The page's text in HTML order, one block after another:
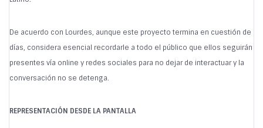
De acuerdo con Lourdes, aunque este proyecto termina en cuestión de
días, considera esencial recordarle a todo el público que ellos seguirán
presentes vía online y redes sociales para no dejar de interactuar y la
conversación no se detenga.
REPRESENTACIÓN DESDE LA PANTALLA